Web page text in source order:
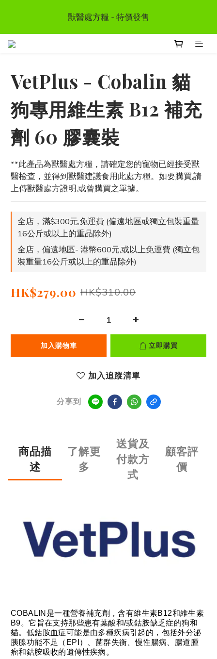
首次惠顧送$50 購物金  * (第二張訂單可享用, 不可與其
他優惠同時使用）
獸醫處方糧 - 特價發售
首次惠顧送$50 購物金  * (第二張訂單可享用, 不可與其
他優惠同時使用）
VetPlus - Cobalin 貓
狗專用維生素 B12 補充
劑 60 膠囊裝
**此產品為獸醫處方糧，請確定您的寵物已經接受獸
醫檢查，並得到獸醫建議食用此處方糧。如要購買,請
上傳獸醫處方證明,或曾購買之單據。
全店，滿$300元,免運費 (偏遠地區或獨立包裝重量
16公斤或以上的重品除外)
全店，偏遠地區- 港幣600元,或以上免運費 (獨立包
裝重量16公斤或以上的重品除外)
HK$279.00 HK$310.00
加入購物車 立即購買
加入追蹤清單
分享到
商品描
述
了解更
多
送貨及
付款方
式
顧客評
價
COBALIN是一種營養補充劑，含有維生素B12和維生素
B9。它旨在支持那些患有葉酸和/或鈷胺缺乏症的狗和
貓。低鈷胺血症可能是由多種疾病引起的，包括外分泌
胰腺功能不足（EPI）、菌群失衡、慢性腸病、腸道腫
瘤和鈷胺吸收的遺傳性疾病。